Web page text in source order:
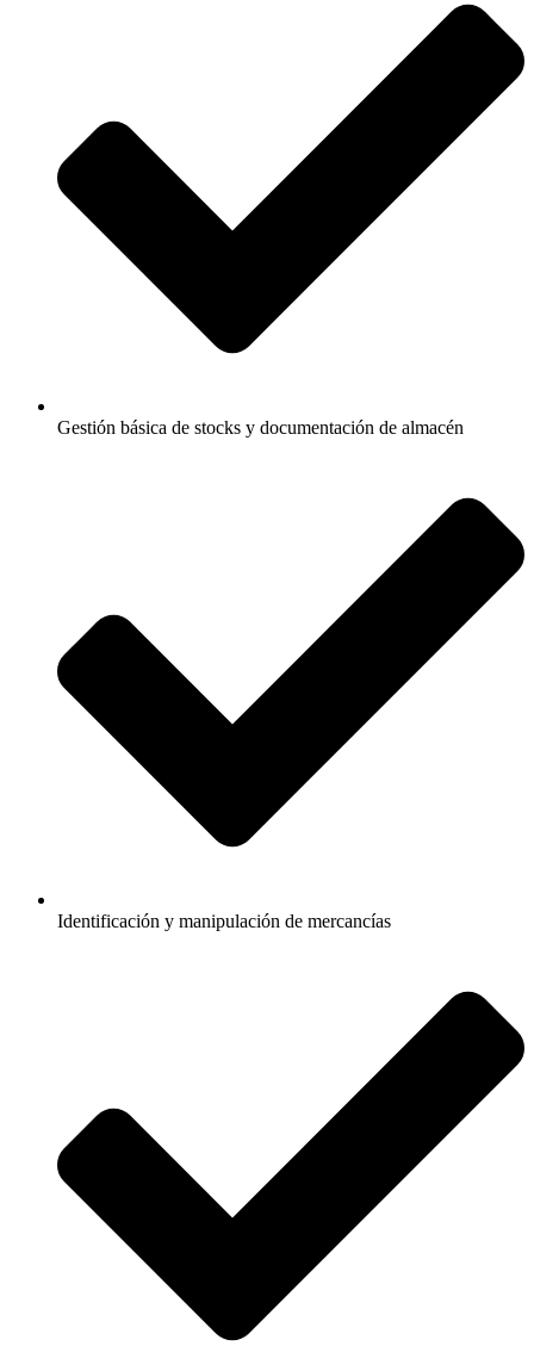
Gestión básica de stocks y documentación de almacén
Identificación y manipulación de mercancías